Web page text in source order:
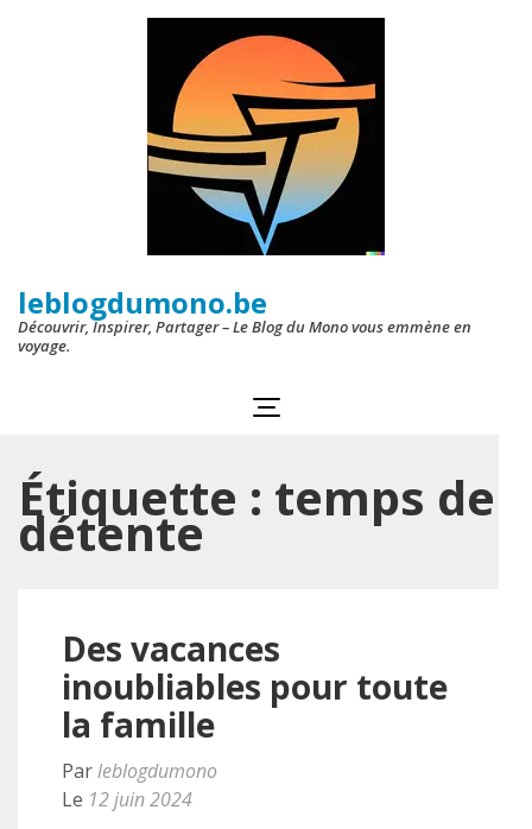
leblogdumono.be
Découvrir, Inspirer, Partager – Le Blog du Mono vous emmène en
voyage.
Étiquette : temps de
détente
Des vacances
inoubliables pour toute
la famille
Parleblogdumono
Le 12 juin 2024